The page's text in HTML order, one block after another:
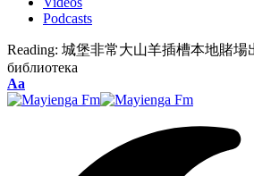
Podcasts
Reading: 城堡非常大山羊插槽本地賭場
библиотека
Font
Resizer
Aa